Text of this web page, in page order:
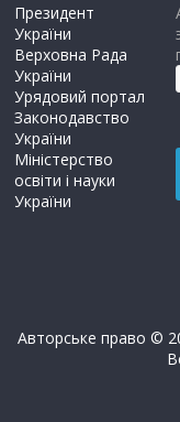
Президент
України
Верховна Рада
України
Урядовий портал
Законодавство
України
Міністерство
освіти і науки
України
Авторське право ©